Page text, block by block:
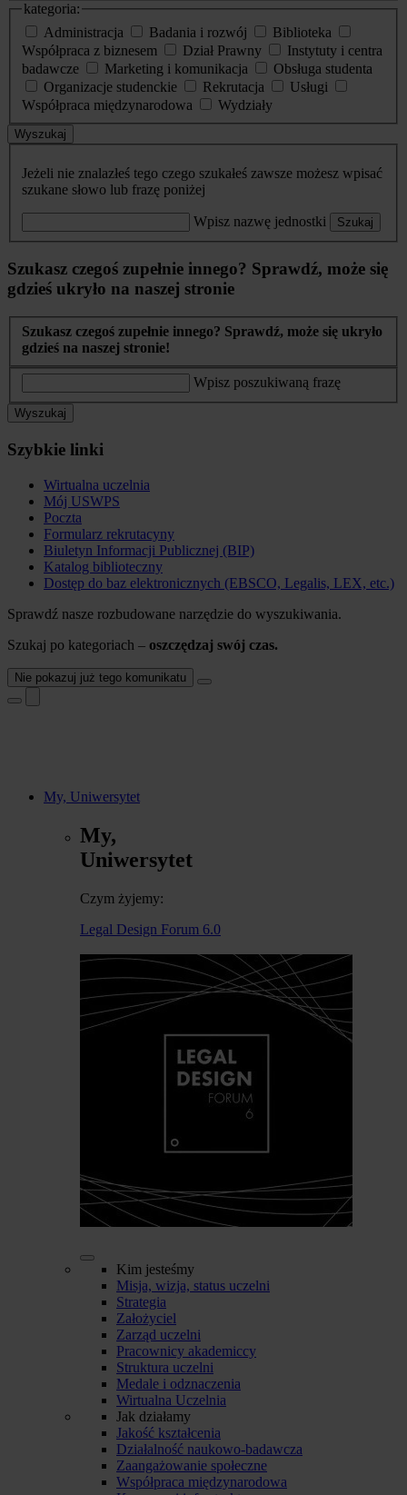
kategoria:
Administracja
Badania i rozwój
Biblioteka
Współpraca z biznesem
Dział Prawny
Instytuty i centra
badawcze
Marketing i komunikacja
Obsługa studenta
Organizacje studenckie
Rekrutacja
Usługi
Współpraca międzynarodowa
Wydziały
Wyszukaj
Jeżeli nie znalazłeś tego czego szukałeś zawsze możesz wpisać
szukane słowo lub frazę poniżej
Wpisz nazwę jednostki Szukaj
Szukasz czegoś zupełnie innego? Sprawdź, może się
gdzieś ukryło na naszej stronie
Szukasz czegoś zupełnie innego? Sprawdź, może się ukryło
gdzieś na naszej stronie!
Wpisz poszukiwaną frazę
Wyszukaj
Szybkie linki
Wirtualna uczelnia
Mój USWPS
Poczta
Formularz rekrutacyny
Biuletyn Informacji Publicznej (BIP)
Katalog biblioteczny
Dostęp do baz elektronicznych (EBSCO, Legalis, LEX, etc.)
Sprawdź nasze rozbudowane narzędzie do wyszukiwania.
Szukaj po kategoriach – oszczędzaj swój czas.
Nie pokazuj już tego komunikatu
My, Uniwersytet
My,
Uniwersytet
Czym żyjemy:
Legal Design Forum 6.0
Kim jesteśmy
Misja, wizja, status uczelni
Strategia
Założyciel
Zarząd uczelni
Pracownicy akademiccy
Struktura uczelni
Medale i odznaczenia
Wirtualna Uczelnia
Jak działamy
Jakość kształcenia
Działalność naukowo-badawcza
Zaangażowanie społeczne
Współpraca międzynarodowa